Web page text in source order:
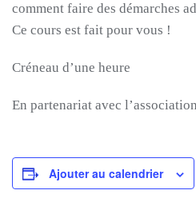
comment faire des démarches
Ce cours est fait pour vous !
Créneau d’une heure
En partenariat avec
Ajouter au calendrier